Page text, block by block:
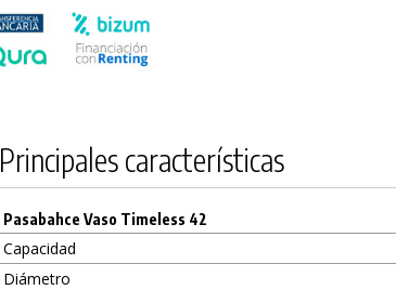
Principales características
Pasabahce Vaso Timeless 42
Capacidad
Diámetro